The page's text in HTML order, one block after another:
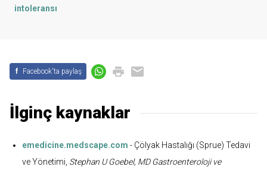
intoleransı
f Facebook'ta paylaş
İlginç kaynaklar
emedicine.medscape.com - Çölyak Hastalığı (Sprue) Tedavi
ve Yönetimi, Stephan U Goebel, MD Gastroenteroloji ve